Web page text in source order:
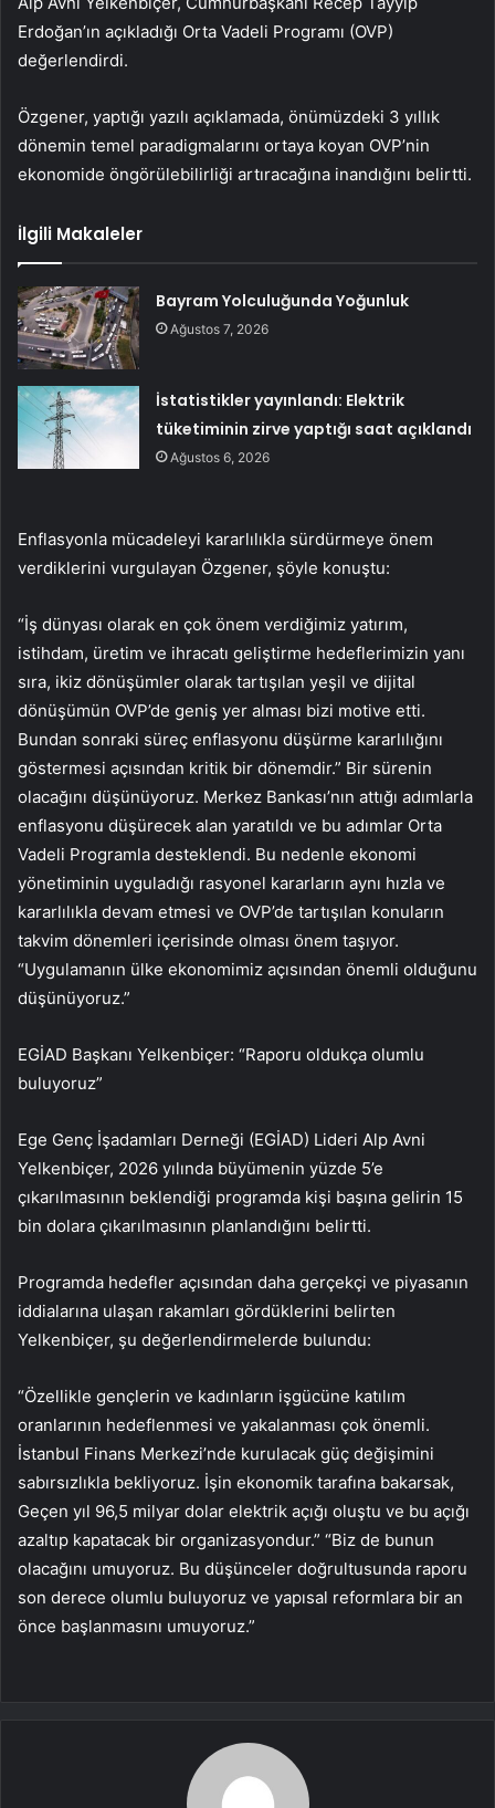
Erdoğan’ın açıkladığı Orta Vadeli Programı (OVP)
değerlendirdi.
Özgener, yaptığı yazılı açıklamada, önümüzdeki 3 yıllık
dönemin temel paradigmalarını ortaya koyan OVP’nin
ekonomide öngörülebilirliği artıracağına inandığını belirtti.
İlgili Makaleler
Bayram Yolculuğunda Yoğunluk
Ağustos 7, 2026
İstatistikler yayınlandı: Elektrik
tüketiminin zirve yaptığı saat açıklandı
Ağustos 6, 2026
Enflasyonla mücadeleyi kararlılıkla sürdürmeye önem
verdiklerini vurgulayan Özgener, şöyle konuştu:
“İş dünyası olarak en çok önem verdiğimiz yatırım,
istihdam, üretim ve ihracatı geliştirme hedeflerimizin yanı
sıra, ikiz dönüşümler olarak tartışılan yeşil ve dijital
dönüşümün OVP’de geniş yer alması bizi motive etti.
Bundan sonraki süreç enflasyonu düşürme kararlılığını
göstermesi açısından kritik bir dönemdir.” Bir sürenin
olacağını düşünüyoruz. Merkez Bankası’nın attığı adımlarla
enflasyonu düşürecek alan yaratıldı ve bu adımlar Orta
Vadeli Programla desteklendi. Bu nedenle ekonomi
yönetiminin uyguladığı rasyonel kararların aynı hızla ve
kararlılıkla devam etmesi ve OVP’de tartışılan konuların
takvim dönemleri içerisinde olması önem taşıyor.
“Uygulamanın ülke ekonomimiz açısından önemli olduğunu
düşünüyoruz.”
EGİAD Başkanı Yelkenbiçer: “Raporu oldukça olumlu
buluyoruz”
Ege Genç İşadamları Derneği (EGİAD) Lideri Alp Avni
Yelkenbiçer, 2026 yılında büyümenin yüzde 5’e
çıkarılmasının beklendiği programda kişi başına gelirin 15
bin dolara çıkarılmasının planlandığını belirtti.
Programda hedefler açısından daha gerçekçi ve piyasanın
iddialarına ulaşan rakamları gördüklerini belirten
Yelkenbiçer, şu değerlendirmelerde bulundu:
“Özellikle gençlerin ve kadınların işgücüne katılım
oranlarının hedeflenmesi ve yakalanması çok önemli.
İstanbul Finans Merkezi’nde kurulacak güç değişimini
sabırsızlıkla bekliyoruz. İşin ekonomik tarafına bakarsak,
Geçen yıl 96,5 milyar dolar elektrik açığı oluştu ve bu açığı
azaltıp kapatacak bir organizasyondur.” “Biz de bunun
olacağını umuyoruz. Bu düşünceler doğrultusunda raporu
son derece olumlu buluyoruz ve yapısal reformlara bir an
önce başlanmasını umuyoruz.”